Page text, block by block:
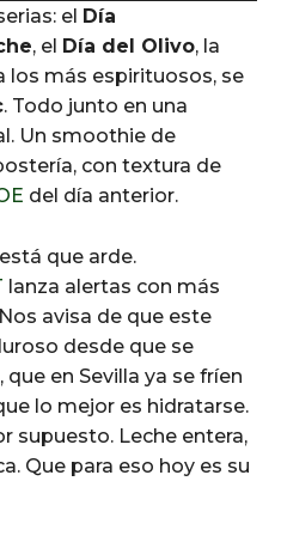
el Día
, el Día del Olivo, la
los más espirituosos, se
. Todo junto en una
Un smoothie de
con textura de
del día anterior.
que arde.
lanza alertas con más
avisa de que este
desde que se
en Sevilla ya se fríen
lo mejor es hidratarse.
supuesto. Leche entera,
Que para eso hoy es su